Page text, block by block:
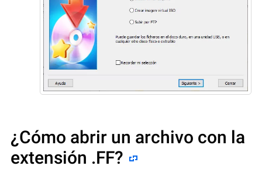
¿Cómo abrir un archivo con la
extensión .FF?